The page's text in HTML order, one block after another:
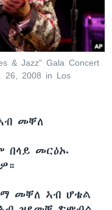
& Jazz" Gala Concert
26, 2008 in Los
መቐለ
በላይ መርዕኡ
መቐለ ኣብ ሆቴል